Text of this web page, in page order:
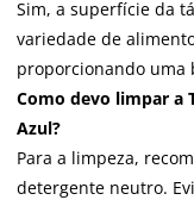
Sim, a superfície da
variedade de
proporcionando uma
Como devo limpar a
Azul?
Para a limpeza,
detergente neutro.